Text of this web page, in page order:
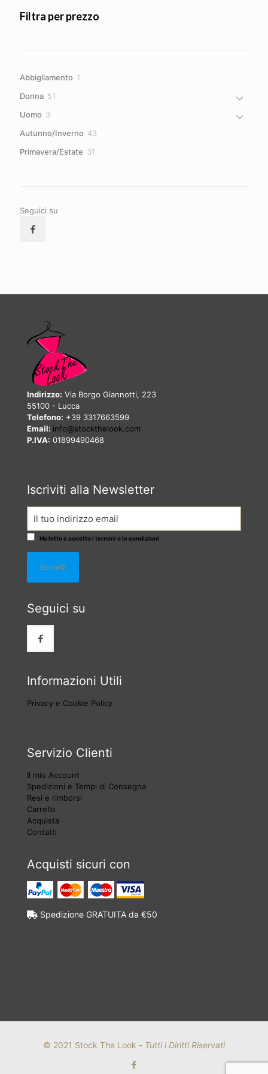
Filtra per prezzo
Abbigliamento 1
Donna 51
Uomo 3
Autunno/Inverno 43
Primavera/Estate 31
Seguici su
Indirizzo: Via Borgo Giannotti, 223
55100 - Lucca
Telefono: +39 3317663599
Email: info@stockthelook.com
P.IVA: 01899490468
Iscriviti alla Newsletter
Ho letto e accetto i termini e le condizioni
Seguici su
Informazioni Utili
Privacy e Cookie Policy
Servizio Clienti
Il mio Account
Spedizioni e Tempi di Consegna
Resi e rimborsi
Carrello
Acquista
Contatti
Acquisti sicuri con
Spedizione GRATUITA da €50
© 2021 Stock The Look - Tutti i Diritti Riservati